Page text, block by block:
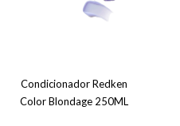
Condicionador Redken
Color Blondage 250ML